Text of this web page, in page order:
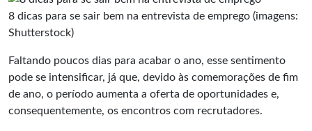
8 dicas para se sair bem na entrevista de emprego (imagens:
Shutterstock)
Faltando poucos dias para acabar o ano, esse sentimento
pode se intensificar, já que, devido às comemorações de fim
de ano, o período aumenta a oferta de oportunidades e,
consequentemente, os encontros com recrutadores.